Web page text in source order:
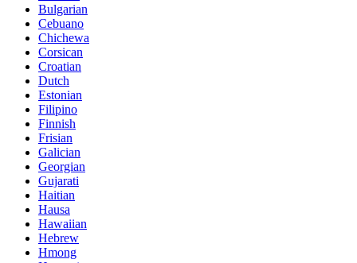
Bulgarian
Cebuano
Chichewa
Corsican
Croatian
Dutch
Estonian
Filipino
Finnish
Frisian
Galician
Georgian
Gujarati
Haitian
Hausa
Hawaiian
Hebrew
Hmong